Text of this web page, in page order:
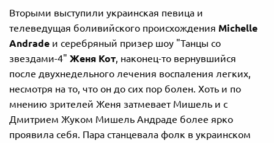
Вторыми выступили украинская певица и
телеведущая боливийского происхождения Michelle
Andrade и серебряный призер шоу "Танцы со
звездами-4" Женя Кот, наконец-то вернувшийся
после двухнедельного лечения воспаления легких,
несмотря на то, что он до сих пор болен. Хоть и по
мнению зрителей Женя затмевает Мишель и с
Дмитрием Жуком Мишель Андраде более ярко
проявила себя. Пара станцевала фолк в украинском